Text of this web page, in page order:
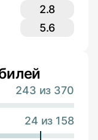
2.8
5.6
243 из 370
24 из 158